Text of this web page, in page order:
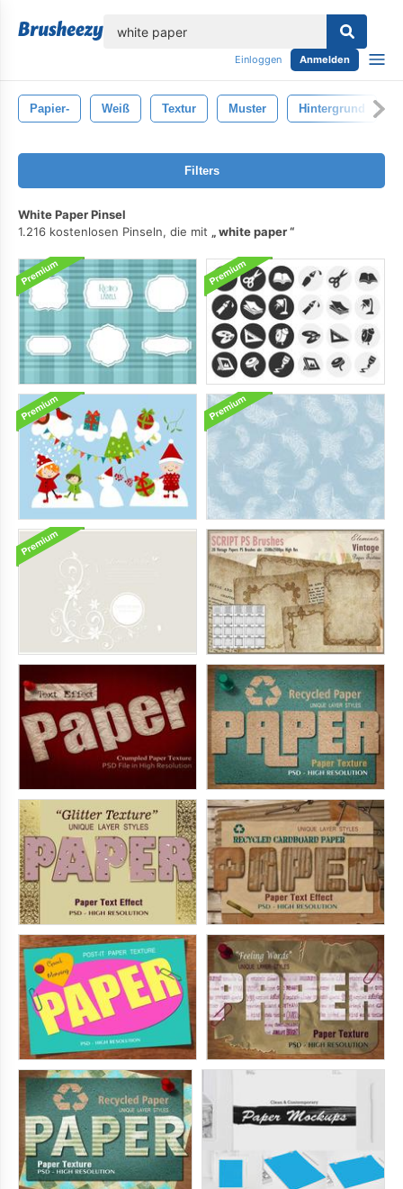
Einloggen Anmelden
Papier- Weiß Textur Muster Hintergrund
Filters
White Paper Pinsel
1.216 kostenlosen Pinseln, die mit
white paper